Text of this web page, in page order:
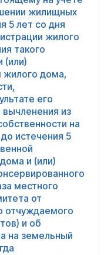
жилищных
5 лет со дня
жилого
такого
(или)
жилого дома,
его
вычленения из
на
истечения 5
и (или)
местного
от
отчуждаемого
и об
на земельный